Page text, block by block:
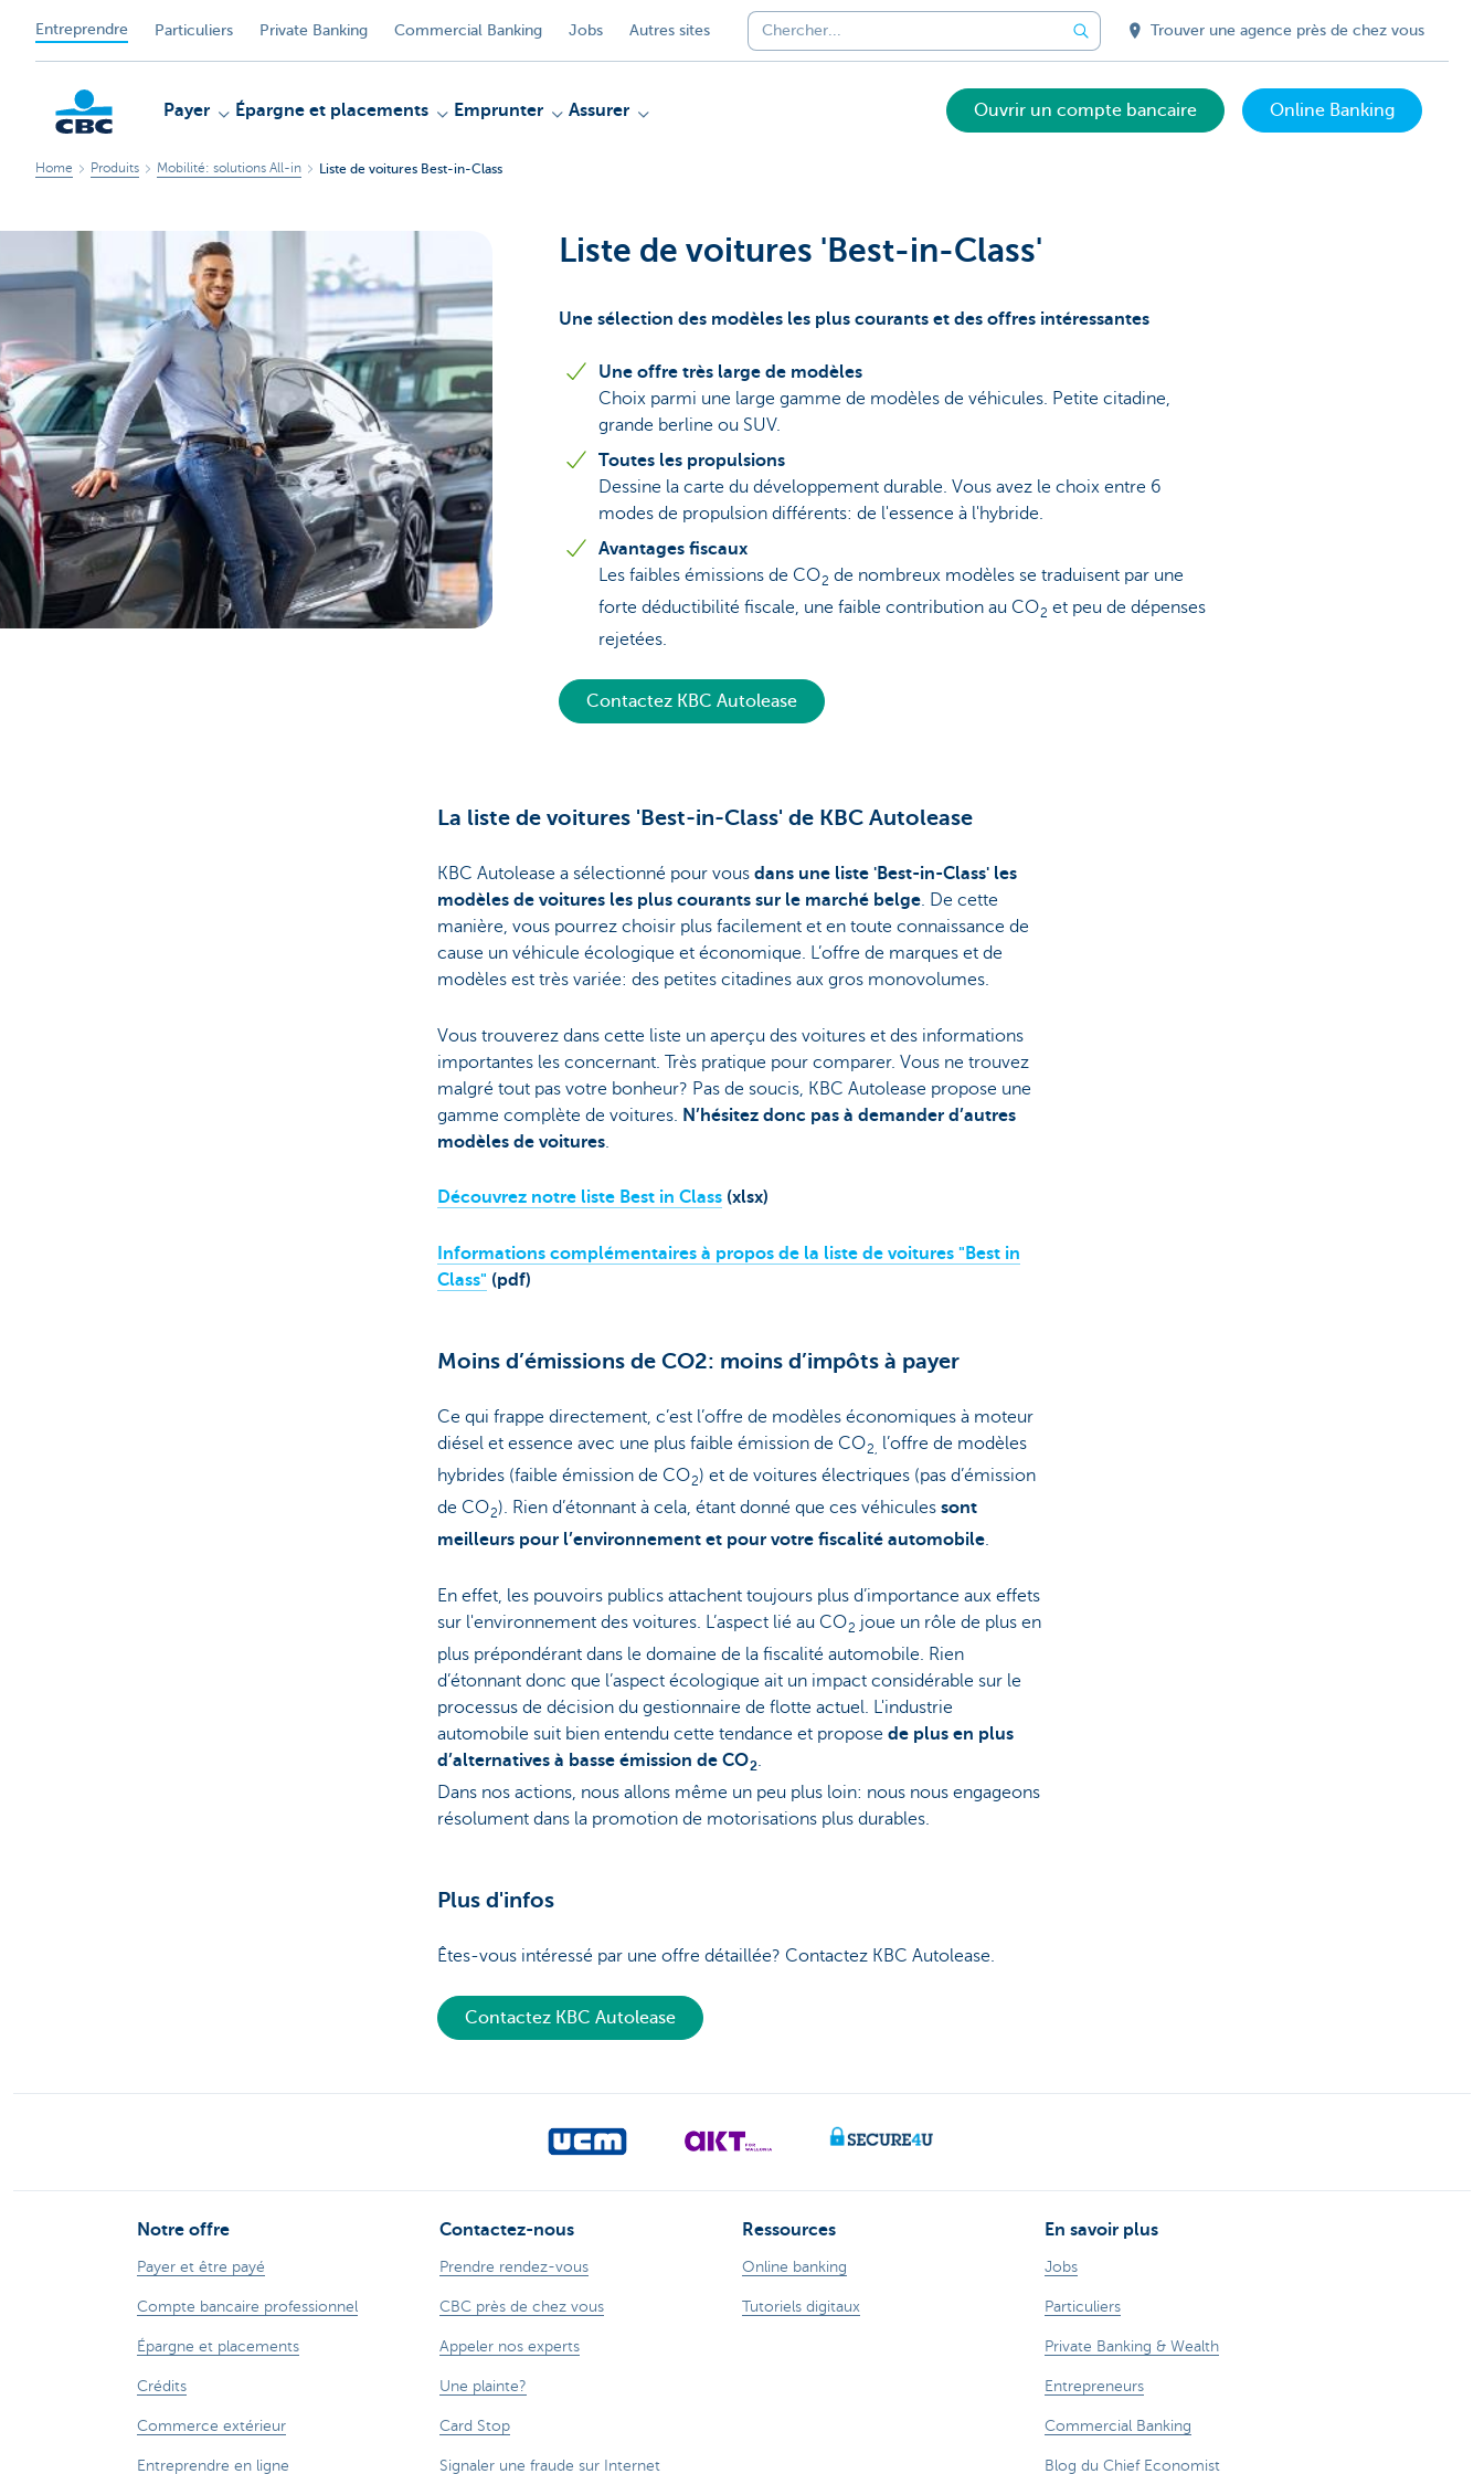
Entreprendre Particuliers Private Banking Commercial Banking Jobs Autres sites Trouver une agence près de chez vous
KBC
Entrepreneurs
Payer Épargne et placements Emprunter Assurer Ouvrir un compte bancaire Online Banking
Home Produits Mobilité: solutions All-in Liste de voitures Best-in-Class
Liste de voitures 'Best-in-Class'
Une sélection des modèles les plus courants et des offres intéressantes
Une offre très large de modèles
Choix parmi une large gamme de modèles de véhicules. Petite citadine,
grande berline ou SUV.
Toutes les propulsions
Dessine la carte du développement durable. Vous avez le choix entre 6
modes de propulsion différents: de l'essence à l'hybride.
Avantages fiscaux
Les faibles émissions de CO2 de nombreux modèles se traduisent par une
forte déductibilité fiscale, une faible contribution au CO2 et peu de dépenses
rejetées.
Contactez KBC Autolease
La liste de voitures 'Best-in-Class' de KBC Autolease
KBC Autolease a sélectionné pour vousdans une liste 'Best-in-Class' les
modèles de voitures les plus courants sur le marché belge. De cette
manière, vous pourrez choisir plus facilement et en toute connaissance de
cause un véhicule écologique et économique. L’offre de marques et de
modèles est très variée: des petites citadines aux gros monovolumes.
Vous trouverez dans cette liste un aperçu des voitures et des informations
importantes les concernant. Très pratique pour comparer. Vous ne trouvez
malgré tout pas votre bonheur? Pas de soucis, KBC Autolease propose une
gamme complète de voitures. N’hésitez donc pas à demander d’autres
modèles de voitures.
Découvrez notre liste Best in Class(xlsx)
Informations complémentaires à propos de la liste de voitures "Best in
Class" (pdf)
Moins d’émissions de CO2: moins d’impôts à payer
Ce qui frappe directement, c’est l’offre de modèles économiques à moteur
diésel et essence avec une plus faible émission de CO2,
l’offre de modèles
hybrides (faible émission de CO2) et de voitures électriques (pas d’émission
de CO2). Rien d’étonnant à cela, étant donné que ces véhicules sont
meilleurs pour l’environnement et pour votre fiscalité automobile.
En effet, les pouvoirs publics attachent toujours plus d’importance aux effets
sur l'environnement des voitures. L’aspect lié au CO2 joue un rôle de plus en
plus prépondérant dans le domaine de la fiscalité automobile. Rien
d’étonnant donc que l’aspect écologique ait un impact considérable sur le
processus de décision du gestionnaire de flotte actuel. L'industrie
automobile suit bien entendu cette tendance et propose de plus en plus
d’alternatives à basse émission de CO2.
Dans nos actions, nous allons même un peu plus loin: nous nous engageons
résolument dans la promotion de motorisations plus durables.
Plus d'infos
Êtes-vous intéressé par une offre détaillée? Contactez KBC Autolease.
Contactez KBC Autolease
Notre offre
Payer et être payé
Compte bancaire professionnel
Épargne et placements
Crédits
Commerce extérieur
Entreprendre en ligne
Contactez-nous
Prendre rendez-vous
CBC près de chez vous
Appeler nos experts
Une plainte?
Card Stop
Signaler une fraude sur Internet
Ressources
Online banking
Tutoriels digitaux
En savoir plus
Jobs
Particuliers
Private Banking & Wealth
Entrepreneurs
Commercial Banking
Blog du Chief Economist